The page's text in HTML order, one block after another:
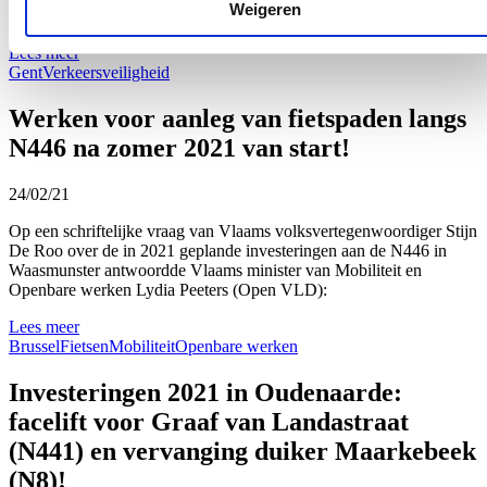
Weigeren
Lees meer
GentVerkeersveiligheid
Werken voor aanleg van fietspaden langs
N446 na zomer 2021 van start!
24/02/21
Op een schriftelijke vraag van Vlaams volksvertegenwoordiger Stijn
De Roo over de in 2021 geplande investeringen aan de N446 in
Waasmunster antwoordde Vlaams minister van Mobiliteit en
Openbare werken Lydia Peeters (Open VLD):
Lees meer
BrusselFietsenMobiliteitOpenbare werken
Investeringen 2021 in Oudenaarde:
facelift voor Graaf van Landastraat
(N441) en vervanging duiker Maarkebeek
(N8)!